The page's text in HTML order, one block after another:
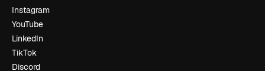
Instagram
YouTube
LinkedIn
TikTok
Discord